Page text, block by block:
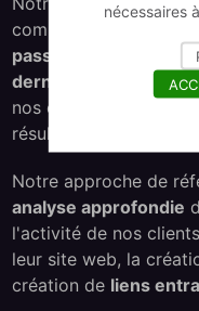
composée de
passionnés
, qui
dernières tendances
nos clients et
résultats de recherche.
Notre approche de
analyse approfondie
l'activité de nos
leur site web, la
création de liens
nécessaires